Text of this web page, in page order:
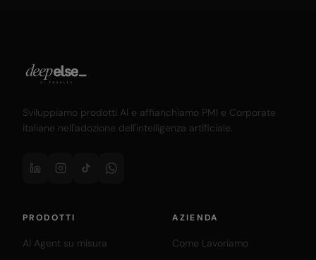
Sviluppiamo prodotti AI e affianchiamo PMI e Corporate
italiane nell'adozione dell'intelligenza artificiale.
PRODOTTI
AI Agent su misura
AZIENDA
Come Lavoriamo